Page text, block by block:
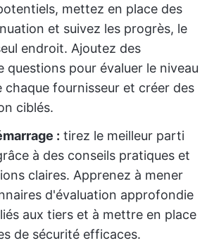
mettez en place des
et suivez les progrès, le
endroit. Ajoutez des
questions pour évaluer le niveau
chaque fournisseur et créer des
ciblés.
: tirez le meilleur parti
à des conseils pratiques et
claires. Apprenez à mener
d'évaluation approfondie
aux tiers et à mettre en place
de sécurité efficaces.